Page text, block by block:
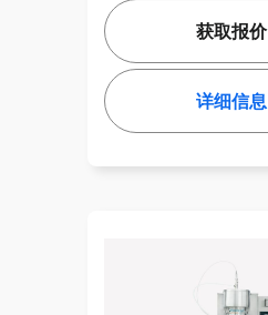
获取报价
详细信息